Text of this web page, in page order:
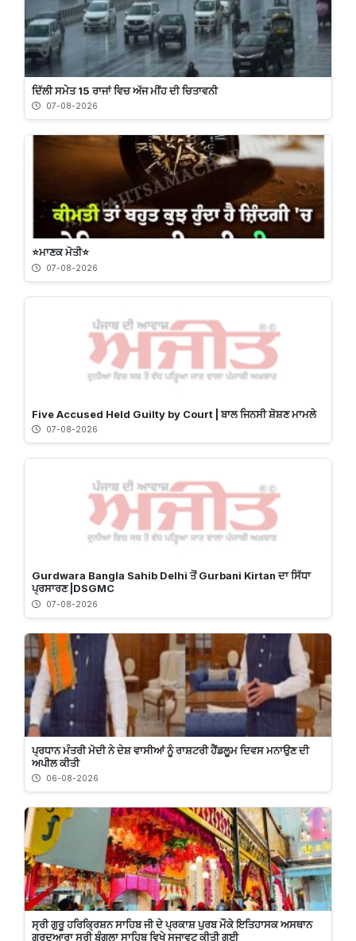
ਦਿੱਲੀ ਸਮੇਤ 15 ਰਾਜਾਂ ਵਿਚ ਅੱਜ ਮੀਂਹ ਦੀ ਚਿਤਾਵਨੀ
07-08-2026
⭐️ਮਾਣਕ ਮੋਤੀ⭐️
07-08-2026
Five Accused Held Guilty by Court | ਬਾਲ ਜਿਨਸੀ ਸ਼ੋਸ਼ਣ ਮਾਮਲੇ
07-08-2026
Gurdwara Bangla Sahib Delhi ਤੋਂ Gurbani Kirtan ਦਾ ਸਿੱਧਾ
ਪ੍ਰਸਾਰਣ |DSGMC
07-08-2026
ਪ੍ਰਧਾਨ ਮੰਤਰੀ ਮੋਦੀ ਨੇ ਦੇਸ਼ ਵਾਸੀਆਂ ਨੂੰ ਰਾਸ਼ਟਰੀ ਹੈਂਡਲੂਮ ਦਿਵਸ ਮਨਾਉਣ ਦੀ
ਅਪੀਲ ਕੀਤੀ
06-08-2026
ਸ੍ਰੀ ਗੁਰੂ ਹਰਿਕ੍ਰਿਸ਼ਨ ਸਾਹਿਬ ਜੀ ਦੇ ਪ੍ਰਕਾਸ਼ ਪੁਰਬ ਮੌਕੇ ਇਤਿਹਾਸਕ ਅਸਥਾਨ
ਗੁਰਦੁਆਰਾ ਸ੍ਰੀ ਬੰਗਲਾ ਸਾਹਿਬ ਵਿਖੇ ਸਜਾਵਟ ਕੀਤੀ ਗਈ